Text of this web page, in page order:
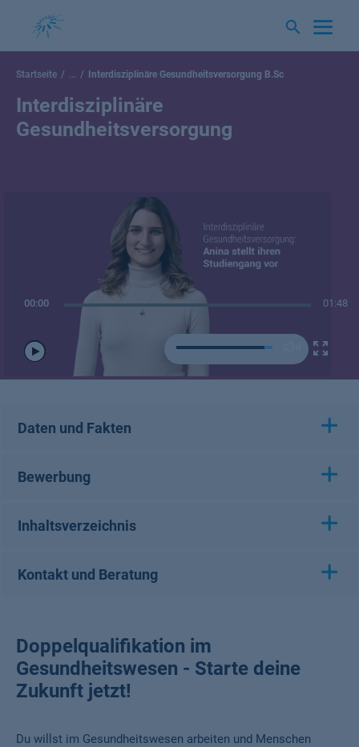
Startseite ... Interdisziplinäre Gesundheitsversorgung B.Sc.
Interdisziplinäre
Gesundheitsversorgung
/
00:00 01:48
Daten und Fakten
Bewerbung
Inhaltsverzeichnis
Kontakt und Beratung
Doppelqualifikation im
Gesundheitswesen - Starte deine
Zukunft jetzt!
Du willst im Gesundheitswesen arbeiten und Menschen